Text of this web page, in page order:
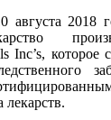
августа 2018
Inc’s, которое
лекарств.